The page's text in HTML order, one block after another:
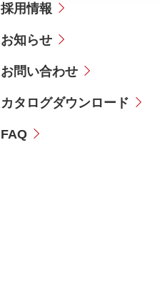
採用情報
お知らせ
お問い合わせ
カタログダウンロード
FAQ